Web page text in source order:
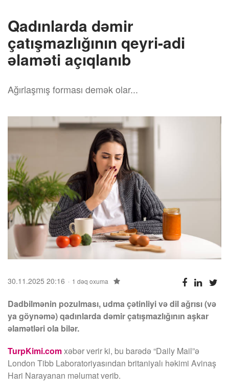
Qadınlarda dəmir
çatışmazlığının qeyri-adi
əlaməti açıqlanıb
Ağırlaşmış forması demək olar...
30.11.2025 20:16 1 dəq oxuma
Dadbilmənin pozulması, udma çətinliyi və dil ağrısı (və
ya göynəmə) qadınlarda dəmir çatışmazlığının aşkar
əlamətləri ola bilər.
TurpKimi.comxəbər verir ki, bu barədə “Daily Mail”ə
London Tibb Laboratoriyasından britaniyalı həkimi Avinaş
Hari Narayanan məlumat verib.